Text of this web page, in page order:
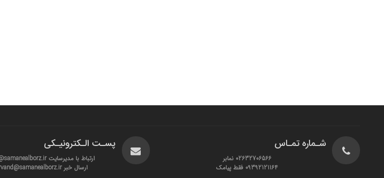
شـماره تمـاس
02632706566 نمابر
09392121164 فقط پیامک
پسـت الـکترونیـکی
ارتباط با مدیرسایت ahmadi@samanealborz.ir
ارسال خبر shahrvand@samanealborz.ir